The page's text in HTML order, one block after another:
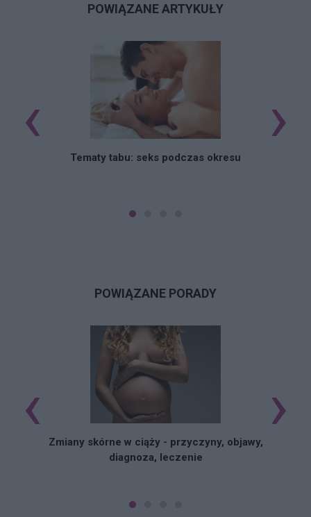
POWIĄZANE ARTYKUŁY
Tematy tabu: seks podczas okresu
‹ ›
POWIĄZANE PORADY
Zmiany skórne w ciąży - przyczyny, objawy,
diagnoza, leczenie
‹ ›